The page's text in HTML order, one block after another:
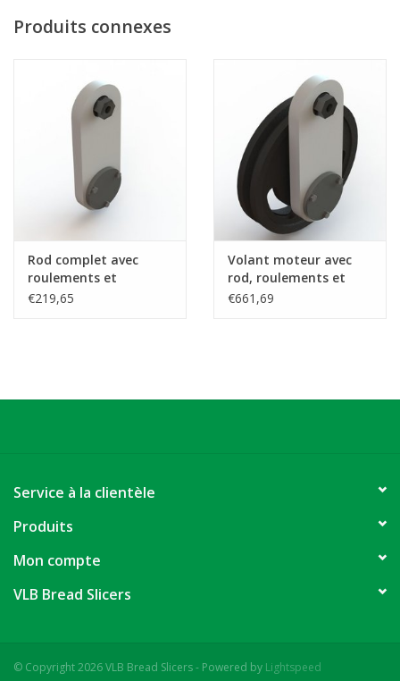
Produits connexes
Rod complet avec
roulements et
accessoires
€219,65
Volant moteur avec
rod, roulements et
accessoires
€661,69
Service à la clientèle
Produits
Mon compte
VLB Bread Slicers
© Copyright 2026 VLB Bread Slicers - Powered by Lightspeed